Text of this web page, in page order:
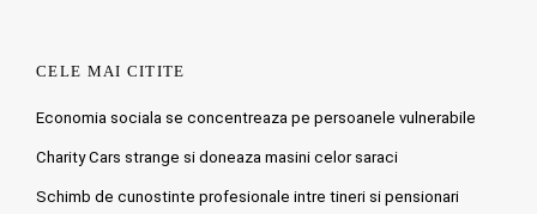
CELE MAI CITITE
Economia sociala se concentreaza pe persoanele vulnerabile
Charity Cars strange si doneaza masini celor saraci
Schimb de cunostinte profesionale intre tineri si pensionari